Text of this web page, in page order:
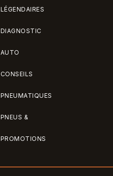
LÉGENDAIRES
DIAGNOSTIC
AUTO
CONSEILS
PNEUMATIQUES
PNEUS &
PROMOTIONS